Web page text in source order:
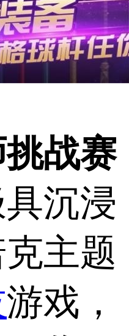
战赛
沉浸
主题
游戏，